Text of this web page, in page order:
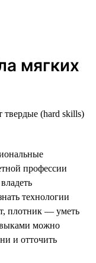
мягких
(hard skills)
профессии
технологии
плотник — уметь
можно
и отточить